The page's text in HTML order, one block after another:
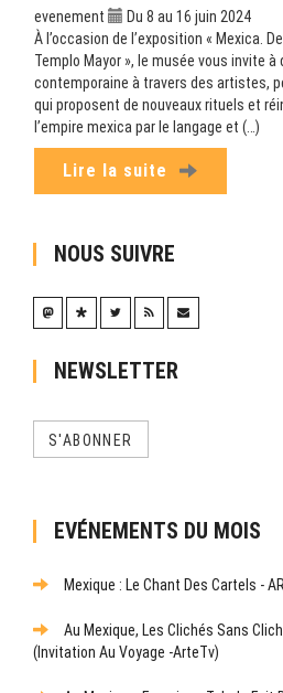
evenement
Du 8 au 16 juin 2024
À l’occasion de l’exposition « Mexica.
Templo Mayor », le musée vous invite
contemporaine à travers des artistes,
qui proposent de nouveaux rituels et
l’empire mexica par le langage et (…)
Lire la suite
NOUS SUIVRE
NEWSLETTER
S'ABONNER
EVÉNEMENTS DU MOIS
Mexique : Le Chant Des Cartels -
Au Mexique, Les Clichés Sans
(Invitation Au Voyage -ArteTv)